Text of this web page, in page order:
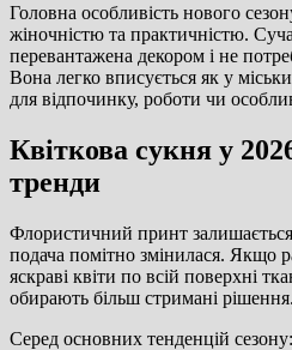
Головна особливість нового
жіночністю та практичністю.
перевантажена декором і не
Вона легко вписується як у
для відпочинку, роботи чи
Квіткова сукня у
тренди
Флористичний принт
подача помітно змінилася. Якщо
яскраві квіти по всій поверхні
обирають більш стримані рішення.
Серед основних тенденцій сезону: